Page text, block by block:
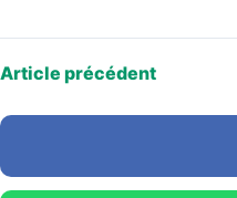
Article précédent